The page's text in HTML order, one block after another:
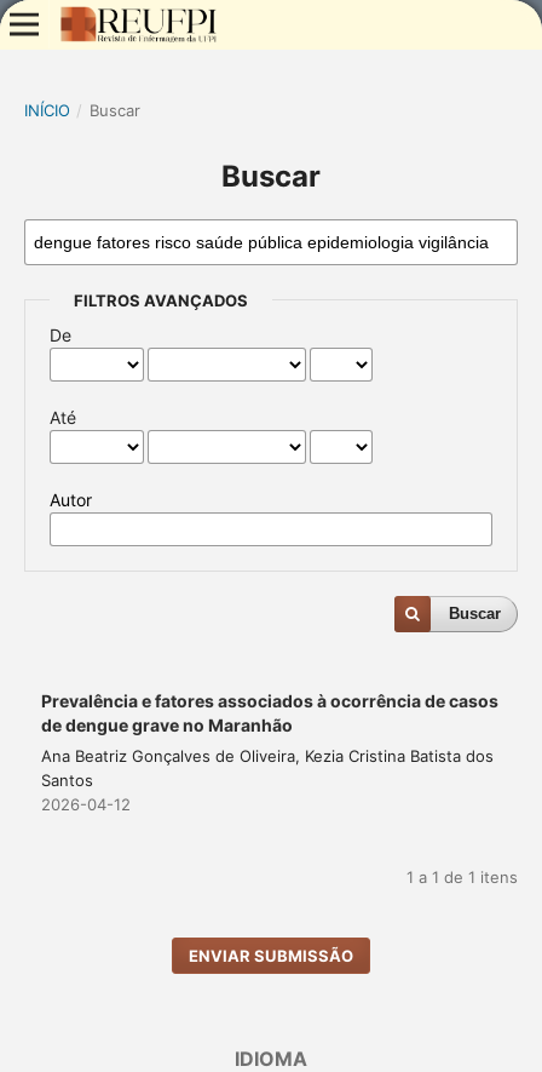
INÍCIO / Buscar
Buscar
FILTROS AVANÇADOS
De
Até
Autor
Buscar
Prevalência e fatores associados à ocorrência de casos
de dengue grave no Maranhão
Ana Beatriz Gonçalves de Oliveira, Kezia Cristina Batista dos
Santos
2026-04-12
1 a 1 de 1 itens
ENVIAR SUBMISSÃO
IDIOMA